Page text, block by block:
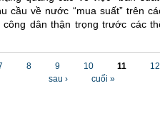
cầu về nước “mua suất” trên
dân thận trọng trước các
8 9 10 11
12
sau ›
cuối »